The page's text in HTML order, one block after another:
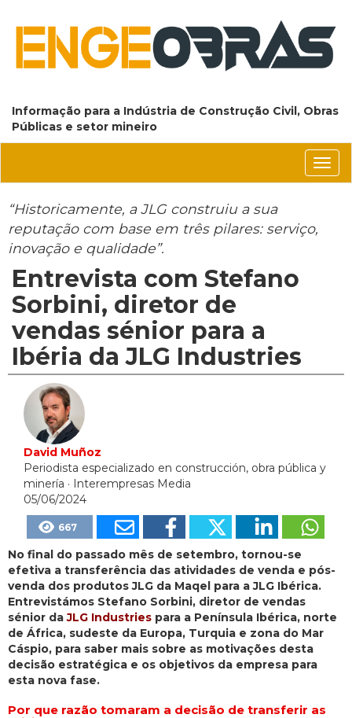
Informação para a Indústria de Construção Civil, Obras
Públicas e setor mineiro
“Historicamente, a JLG construiu a sua
reputação com base em três pilares: serviço,
inovação e qualidade”.
Entrevista com Stefano
Sorbini, diretor de
vendas sénior para a
Ibéria da JLG Industries
David Muñoz
Periodista especializado en construcción, obra pública y
minería · Interempresas Media
05/06/2024
667
No final do passado mês de setembro, tornou-se
efetiva a transferência das atividades de venda e pós-
venda dos produtos JLG da Maqel para a JLG Ibérica.
Entrevistámos Stefano Sorbini, diretor de vendas
sénior daJLG Industries para a Península Ibérica, norte
de África, sudeste da Europa, Turquia e zona do Mar
Cáspio, para saber mais sobre as motivações desta
decisão estratégica e os objetivos da empresa para
esta nova fase.
Por que razão tomaram a decisão de transferir as